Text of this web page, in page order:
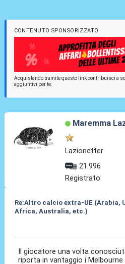
CONTENUTO SPONSORIZZATO
Acquistando tramite questo link contribuisci a
aggiuntivi per te.
Maremma
Lazionetter
21.996
Registrato
Re:Altro calcio extra-UE (Arabia,
Africa, Australia, etc.)
Il giocatore una volta
riporta in vantaggio i Melbourne